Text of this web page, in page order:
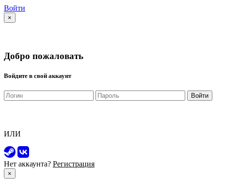
Войти
×
Добро пожаловать
Войдите в свой аккаунт
Войти
ИЛИ
Нет аккаунта? Регистрация
×